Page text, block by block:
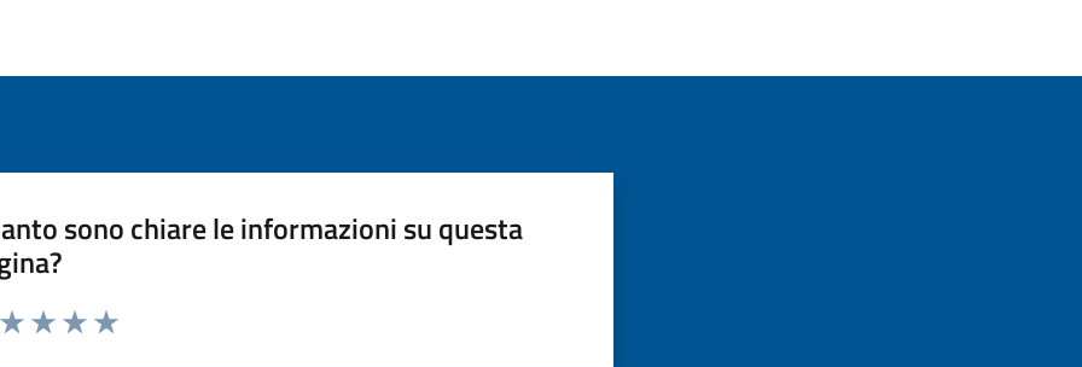
sono chiare le informazioni su questa
da 1 a 5 stelle la pagina